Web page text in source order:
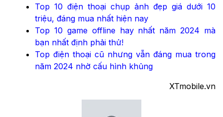
Top 10 điện thoại chụp ảnh đẹp giá dưới 10
triệu, đáng mua nhất hiện nay
Top 10 game offline hay nhất năm 2024 mà
bạn nhất định phải thử!
Top điện thoại cũ nhưng vẫn đáng mua trong
năm 2024 nhờ cấu hình khủng
XTmobile.vn